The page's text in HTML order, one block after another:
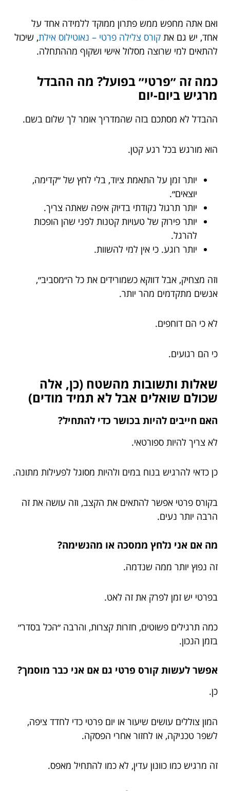
ואם אתה מחפש ממש פתרון ממוקד ללמידה אחד על
אחד, יש גם את קורס צלילה פרטי – נאוטילוס אילת, שיכול
להתאים למי שרוצה מסלול אישי ושקוף מההתחלה.
כמה זה ״פרטי״ בפועל? מה ההבדל
מרגיש ביום-יום
ההבדל לא מסתכם בזה שהמדריך אומר לך שלום בשם.
הוא מורגש בכל רגע קטן.
יותר זמן על התאמת ציוד, בלי לחץ של ״קדימה,
יוצאים״.
יותר תרגול נקודתי בדיוק איפה שאתה צריך.
יותר פירוק של טעויות קטנות לפני שהן הופכות
להרגל.
יותר רוגע. כי אין למי להשוות.
וזה מצחיק, אבל דווקא כשמורידים את כל ה״מסביב״,
אנשים מתקדמים מהר יותר.
לא כי הם דוחפים.
כי הם רגועים.
שאלות ותשובות מהשטח (כן, אלה
שכולם שואלים אבל לא תמיד מודים)
האם חייבים להיות בכושר כדי להתחיל?
לא צריך להיות ספורטאי.
כן כדאי להרגיש בנוח במים ולהיות מסוגל לפעילות מתונה.
בקורס פרטי אפשר להתאים את הקצב, וזה עושה את זה
הרבה יותר נעים.
מה אם אני נלחץ ממסכה או מהנשימה?
זה נפוץ יותר ממה שנדמה.
בפרטי יש זמן לפרק את זה לאט.
כמה תרגילים פשוטים, חזרות קצרות, והרבה ״הכל בסדר״
בזמן הנכון.
אפשר לעשות קורס פרטי גם אם אני כבר מוסמך?
כן.
המון צוללים עושים שיעור או יום פרטי כדי לחדד ציפה,
לשפר טכניקה, או לחזור אחרי הפסקה.
זה מרגיש כמו כוונון עדין, לא כמו להתחיל מאפס.